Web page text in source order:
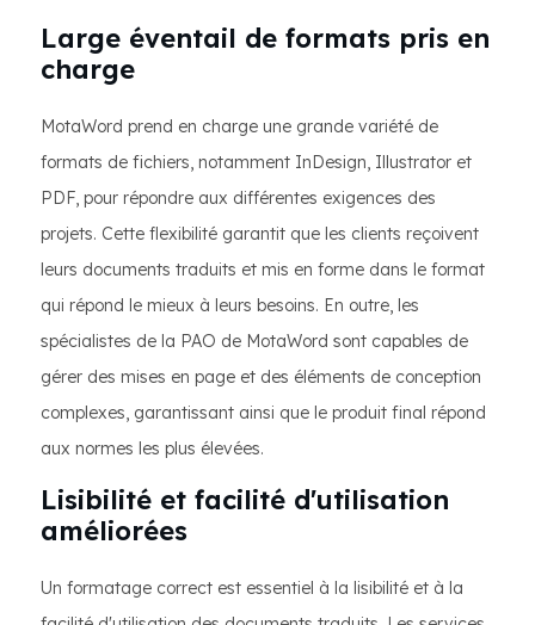
Large éventail de formats pris en
charge
MotaWord prend en charge une grande variété de
formats de fichiers, notamment InDesign, Illustrator et
PDF, pour répondre aux différentes exigences des
projets. Cette flexibilité garantit que les clients reçoivent
leurs documents traduits et mis en forme dans le format
qui répond le mieux à leurs besoins. En outre, les
spécialistes de la PAO de MotaWord sont capables de
gérer des mises en page et des éléments de conception
complexes, garantissant ainsi que le produit final répond
aux normes les plus élevées.
Lisibilité et facilité d'utilisation
améliorées
Un formatage correct est essentiel à la lisibilité et à la